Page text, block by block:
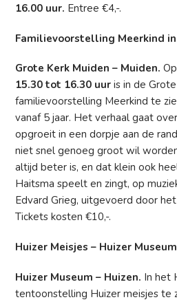
16.00 uur. Entree €4,-.
Familievoorstelling Meerkind
Grote Kerk Muiden – Muiden. Op
15.30 tot 16.30 uur is in de
familievoorstelling Meerkind te
vanaf 5 jaar. Het verhaal gaat
opgroeit in een dorpje aan de
niet snel genoeg groot wil
altijd beter is, en dat klein ook
Haitsma speelt en zingt, op
Edvard Grieg, uitgevoerd door
Tickets kosten €10,-.
Huizer Meisjes – Huizer Museum
Huizer Museum – Huizen. In het
tentoonstelling Huizer meisjes te